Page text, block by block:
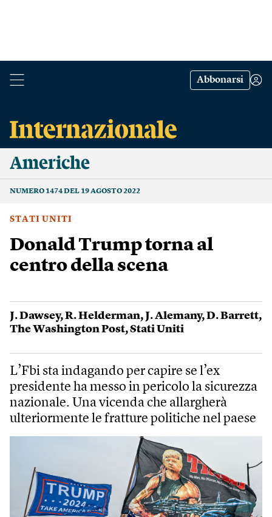
Abbonarsi
Americhe
NUMERO 1474 DEL 19 AGOSTO 2022
STATI UNITI
Donald Trump torna al
centro della scena
J. Dawsey,R. Helderman,J. Alemany,D. Barrett,
The Washington Post,Stati Uniti
L’Fbi sta indagando per capire se l’ex
presidente ha messo in pericolo la sicurezza
nazionale. Una vicenda che allargherà
ulteriormente le fratture politiche nel paese